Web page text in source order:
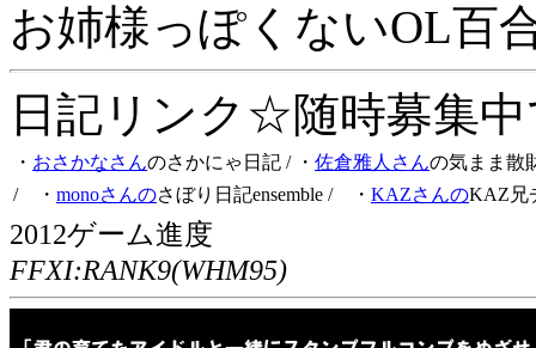
お姉様っぽくないOL百
日記リンク☆随時募集
・ おさかなさんのさかにゃ日記 / ・ 佐倉雅人さんの気まま散
/ ・ monoさんのさぼり日記ensemble / ・ KAZさんのKAZ兄
2012ゲーム進度
FFXI:RANK9(WHM95)